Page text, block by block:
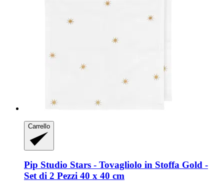
Carrello
Pip Studio Stars -​ Tovagliolo in Stoffa Gold -​
Set di 2 Pezzi 40 x 40 cm